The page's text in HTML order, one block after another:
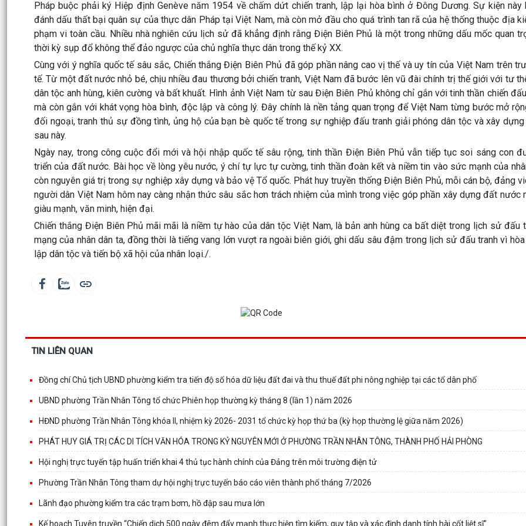
Pháp buộc phải ký Hiệp định Genève năm 1954 về chấm dứt chiến tranh, lập lại hòa bình ở Đông Dương. Sự kiện này
đánh dấu thất bại quân sự của thực dân Pháp tại Việt Nam, mà còn mở đầu cho quá trình tan rã của hệ thống thuộc địa
phạm vi toàn cầu. Nhiều nhà nghiên cứu lịch sử đã khẳng định rằng Điện Biên Phủ là một trong những dấu mốc quan
thời kỳ sụp đổ không thể đảo ngược của chủ nghĩa thực dân trong thế kỷ XX.
Cùng với ý nghĩa quốc tế sâu sắc, Chiến thắng Điện Biên Phủ đã góp phần nâng cao vị thế và uy tín của Việt Nam trên
tế. Từ một đất nước nhỏ bé, chịu nhiều đau thương bởi chiến tranh, Việt Nam đã bước lên vũ đài chính trị thế giới với tư
dân tộc anh hùng, kiên cường và bất khuất. Hình ảnh Việt Nam từ sau Điện Biên Phủ không chỉ gắn với tinh thần chiến
mà còn gắn với khát vọng hòa bình, độc lập và công lý. Đây chính là nền tảng quan trọng để Việt Nam từng bước mở
đối ngoại, tranh thủ sự đồng tình, ủng hộ của bạn bè quốc tế trong sự nghiệp đấu tranh giải phóng dân tộc và xây
sau này.
Ngày nay, trong công cuộc đổi mới và hội nhập quốc tế sâu rộng, tinh thần Điện Biên Phủ vẫn tiếp tục soi sáng con
triển của đất nước. Bài học về lòng yêu nước, ý chí tự lực tự cường, tinh thần đoàn kết và niềm tin vào sức mạnh của
còn nguyên giá trị trong sự nghiệp xây dựng và bảo vệ Tổ quốc. Phát huy truyền thống Điện Biên Phủ, mỗi cán bộ, đảng
người dân Việt Nam hôm nay càng nhận thức sâu sắc hơn trách nhiệm của mình trong việc góp phần xây dựng đất nước
giàu mạnh, văn minh, hiện đại.
Chiến thắng Điện Biên Phủ mãi mãi là niềm tự hào của dân tộc Việt Nam, là bản anh hùng ca bất diệt trong lịch sử đấu
mạng của nhân dân ta, đồng thời là tiếng vang lớn vượt ra ngoài biên giới, ghi dấu sâu đậm trong lịch sử đấu tranh vì
lập dân tộc và tiến bộ xã hội của nhân loại./.
TIN LIÊN QUAN
Đồng chí Chủ tịch UBND phường kiểm tra tiến độ số hóa dữ liệu đất đai và thu thuế đất phi nông nghiệp tại các tổ dân phố
UBND phường Trần Nhân Tông tổ chức Phiên họp thường kỳ tháng 8 (lần 1) năm 2026
HĐND phường Trần Nhân Tông khóa II, nhiệm kỳ 2026- 2031 tổ chức kỳ họp thứ ba (kỳ họp thường lệ giữa năm 2026)
PHÁT HUY GIÁ TRỊ CÁC DI TÍCH VĂN HÓA TRONG KỶ NGUYÊN MỚI Ở PHƯỜNG TRẦN NHÂN TÔNG, THÀNH PHỐ HẢI PHÒNG
Hội nghị trực tuyến tập huấn triển khai 4 thủ tục hành chính của Đảng trên môi trường điện tử
Phường Trần Nhân Tông tham dự hội nghị trực tuyến báo cáo viên thành phố tháng 7/2026
Lãnh đạo phường kiểm tra các trạm bơm, hồ đập sau mưa lớn
Kế hoạch Tuyên truyền “Chiến dịch 500 ngày đêm đẩy mạnh thực hiện tìm kiếm, quy tập và xác định danh tính hài cốt liệt sĩ”